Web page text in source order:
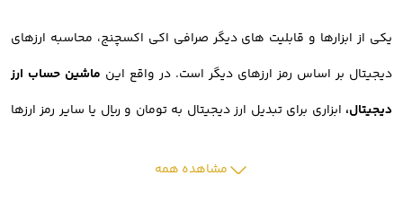
یکی از ابزارها و قابلیت های دیگر صرافی اکی اکسچنج، محاسبه ارزهای
دیجیتال بر اساس رمز ارزهای دیگر است. در واقع این ماشین حساب ارز
دیجیتال، ابزاری برای تبدیل ارز دیجیتال به تومان و ریال یا سایر رمز ارزها
مشاهده همه